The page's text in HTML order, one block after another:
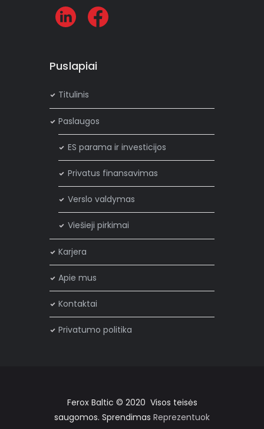
Puslapiai
Titulinis
Paslaugos
ES parama ir investicijos
Privatus finansavimas
Verslo valdymas
Viešieji pirkimai
Karjera
Apie mus
Kontaktai
Privatumo politika
Ferox Baltic © 2020 Visos teisės
saugomos. Sprendimas Reprezentuok